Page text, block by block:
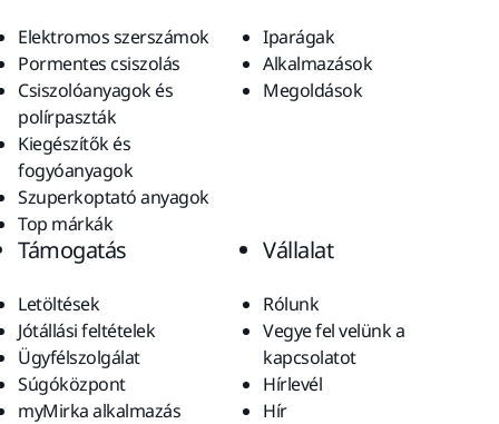
Elektromos szerszámok
Pormentes csiszolás
Csiszolóanyagok és
polírpaszták
Kiegészítők és
fogyóanyagok
Szuperkoptató anyagok
Top márkák
Iparágak
Alkalmazások
Megoldások
Támogatás
Letöltések
Jótállási feltételek
Ügyfélszolgálat
Súgóközpont
myMirka alkalmazás
Vállalat
Rólunk
Vegye fel velünk a
kapcsolatot
Hírlevél
Hír